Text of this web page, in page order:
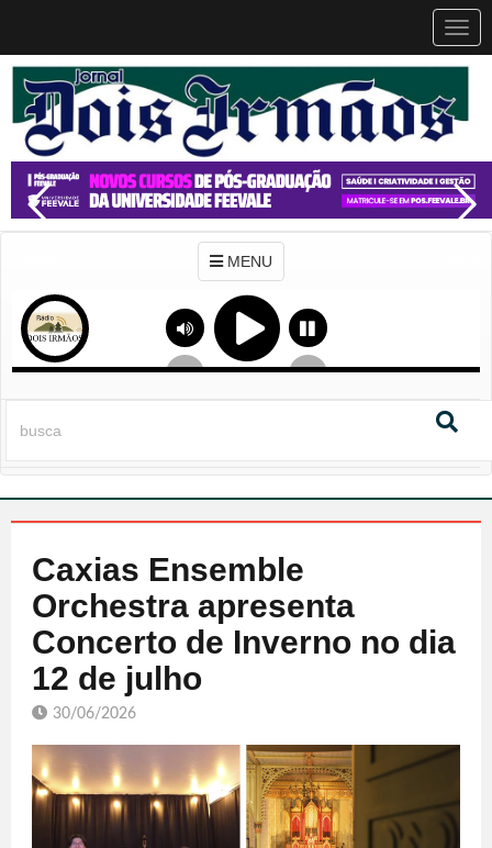
MENU
Caxias Ensemble
Orchestra apresenta
Concerto de Inverno no dia
12 de julho
30/06/2026